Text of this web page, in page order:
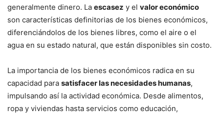
generalmente dinero. La escasez y el valor económico
son características definitorias de los bienes económicos,
diferenciándolos de los bienes libres, como el aire o el
agua en su estado natural, que están disponibles sin costo.
La importancia de los bienes económicos radica en su
capacidad para satisfacer las necesidades humanas,
impulsando así la actividad económica. Desde alimentos,
ropa y viviendas hasta servicios como educación,